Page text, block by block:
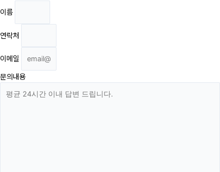
이름
연락처
이메일
문의내용